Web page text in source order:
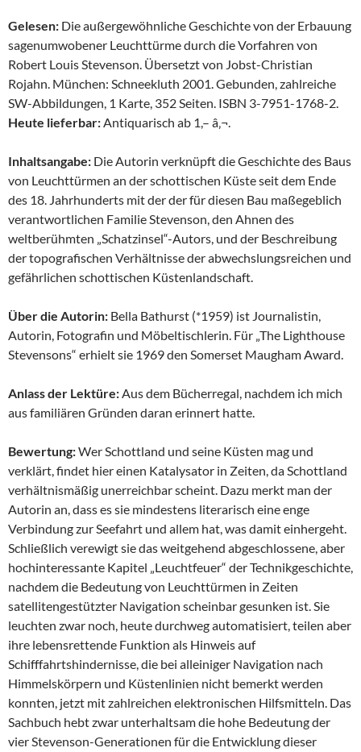
Gelesen: Die außergewöhnliche Geschichte von der Erbauung
sagenumwobener Leuchttürme durch die Vorfahren von
Robert Louis Stevenson. Übersetzt von Jobst-Christian
Rojahn. München: Schneekluth 2001. Gebunden, zahlreiche
SW-Abbildungen, 1 Karte, 352 Seiten. ISBN 3-7951-1768-2.
Heute lieferbar:Antiquarisch ab 1,– â‚¬.
Inhaltsangabe: Die Autorin verknüpft die Geschichte des Baus
von Leuchttürmen an der schottischen Küste seit dem Ende
des 18. Jahrhunderts mit der der für diesen Bau maßegeblich
verantwortlichen Familie Stevenson, den Ahnen des
weltberühmten „Schatzinsel“-Autors, und der Beschreibung
der topografischen Verhältnisse der abwechslungsreichen und
gefährlichen schottischen Küstenlandschaft.
Über die Autorin: Bella Bathurst (*1959) ist Journalistin,
Autorin, Fotografin und Möbeltischlerin. Für „The Lighthouse
Stevensons“ erhielt sie 1969 den Somerset Maugham Award.
Anlass der Lektüre:Aus dem Bücherregal, nachdem ich mich
aus familiären Gründen daran erinnert hatte.
Bewertung:Wer Schottland und seine Küsten mag und
verklärt, findet hier einen Katalysator in Zeiten, da Schottland
verhältnismäßig unerreichbar scheint. Dazu merkt man der
Autorin an, dass es sie mindestens literarisch eine enge
Verbindung zur Seefahrt und allem hat, was damit einhergeht.
Schließlich verewigt sie das weitgehend abgeschlossene, aber
hochinteressante Kapitel „Leuchtfeuer“ der Technikgeschichte,
nachdem die Bedeutung von Leuchttürmen in Zeiten
satellitengestützter Navigation scheinbar gesunken ist. Sie
leuchten zwar noch, heute durchweg automatisiert, teilen aber
ihre lebensrettende Funktion als Hinweis auf
Schifffahrtshindernisse, die bei alleiniger Navigation nach
Himmelskörpern und Küstenlinien nicht bemerkt werden
konnten, jetzt mit zahlreichen elektronischen Hilfsmitteln. Das
Sachbuch hebt zwar unterhaltsam die hohe Bedeutung der
vier Stevenson-Generationen für die Entwicklung dieser